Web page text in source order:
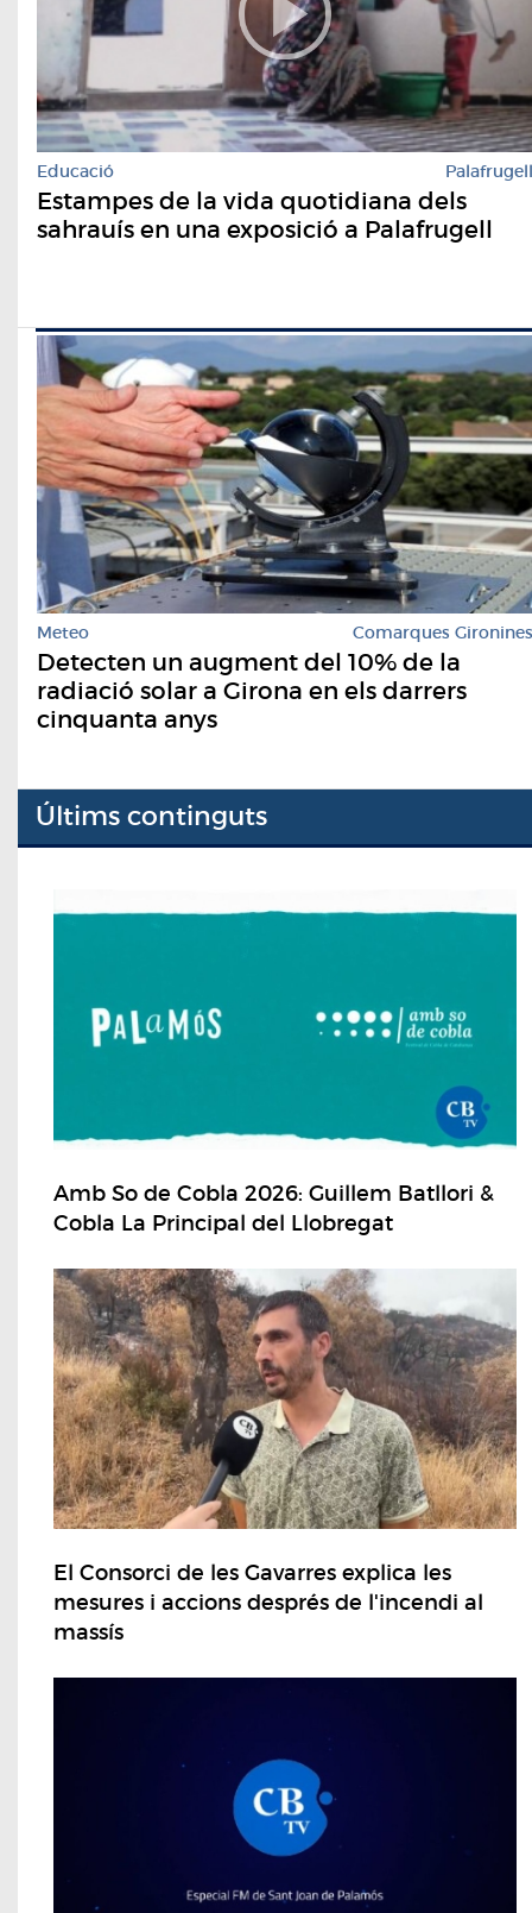
Educació Palafrugell
Estampes de la vida quotidiana dels
sahrauís en una exposició a Palafrugell
Meteo Comarques Gironines
Detecten un augment del 10% de la
radiació solar a Girona en els darrers
cinquanta anys
Últims continguts
Amb So de Cobla 2026: Guillem Batllori &
Cobla La Principal del Llobregat
El Consorci de les Gavarres explica les
mesures i accions després de l'incendi al
massís